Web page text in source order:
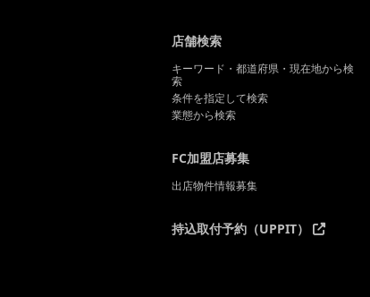
店舗検索
キーワード・都道府県・現在地から検
索
条件を指定して検索
業態から検索
FC加盟店募集
出店物件情報募集
持込取付予約（UPPIT）